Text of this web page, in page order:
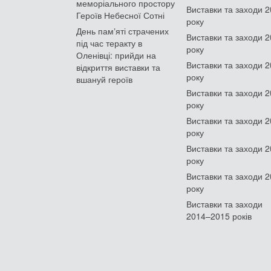
меморіального простору
Героїв Небесної Сотні
День памʼяті страчених
під час теракту в
Оленівці: прийди на
відкриття виставки та
вшануй героїв
Виставки та заходи
року
Виставки та заходи
року
Виставки та заходи
року
Виставки та заходи
року
Виставки та заходи
року
Виставки та заходи
року
Виставки та заходи
року
Виставки та заходи
2014–2015 років